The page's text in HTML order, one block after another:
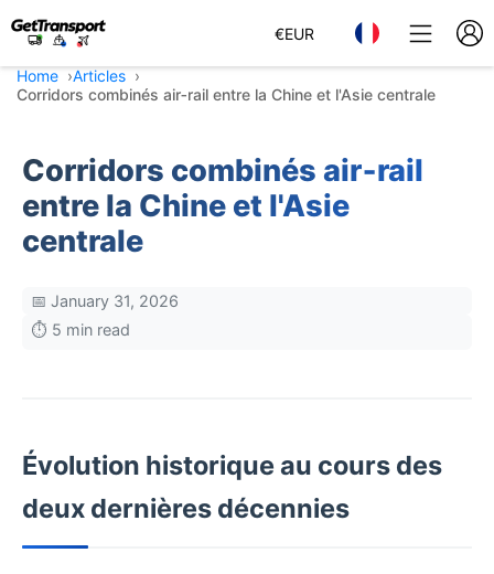
€EUR
Home
Articles
Corridors combinés air‑rail entre la Chine et l'Asie centrale
Corridors combinés air‑rail
entre la Chine et l'Asie
centrale
📅 January 31, 2026
⏱️ 5 min read
Évolution historique au cours des
deux dernières décennies